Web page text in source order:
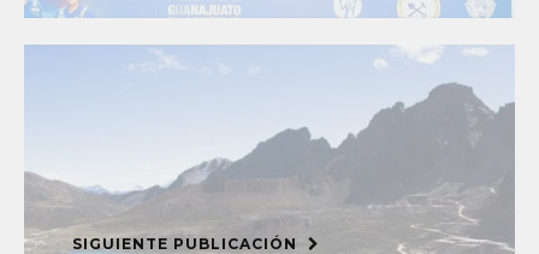
SIGUIENTE PUBLICACIÓN